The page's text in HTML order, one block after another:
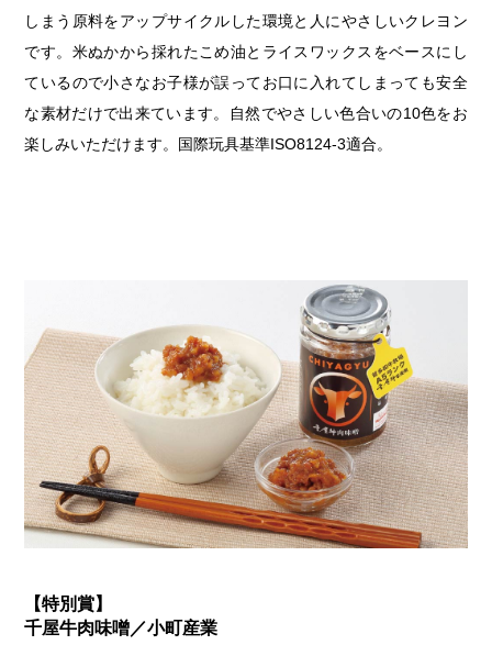
しまう原料をアップサイクルした環境と人にやさしいクレヨン
です。米ぬかから採れたこめ油とライスワックスをベースにし
ているので小さなお子様が誤ってお口に入れてしまっても安全
な素材だけで出来ています。自然でやさしい色合いの10色をお
楽しみいただけます。国際玩具基準ISO8124-3適合。
【特別賞】
千屋牛肉味噌／小町産業